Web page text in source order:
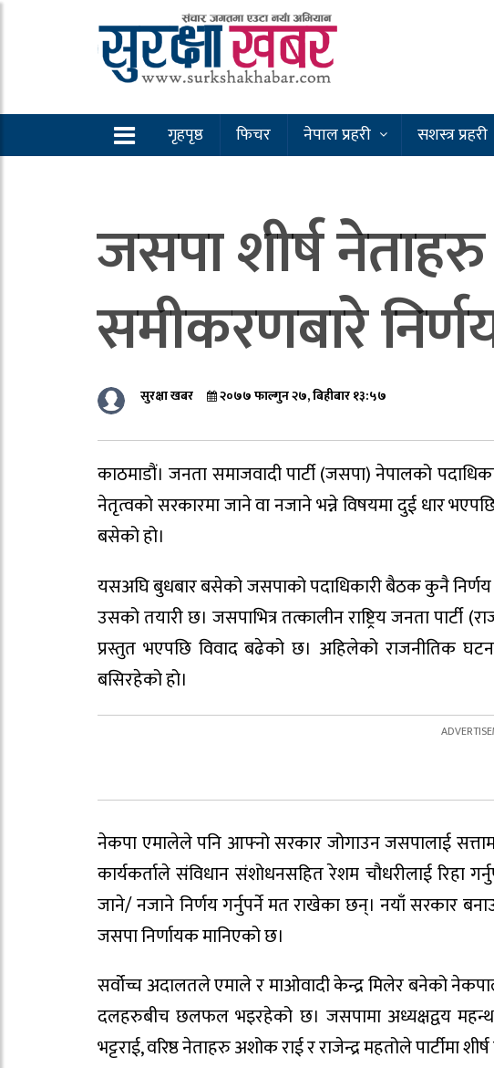
गृहपृष्ठ फिचर नेपाल प्रहरी सशस्त्र प्रहरी
जसपा शीर्ष नेताहरु
समीकरणबारे
सुरक्षा खबर २०७७ फाल्गुन २७, बिहीबार १३:५७
काठमाडौं। जनता समाजवादी पार्टी (जसपा) नेपालको
नेतृत्वको सरकारमा जाने वा नजाने भन्ने विषयमा दुई धार
बसेको हो।
यसअघि बुधबार बसेको जसपाको पदाधिकारी बैठक कुनै
उसको तयारी छ। जसपाभित्र तत्कालीन राष्ट्रिय जनता पार्टी
प्रस्तुत भएपछि विवाद बढेको छ। अहिलेको राजनीतिक
बसिरहेको हो।
नेकपा एमालेले पनि आफ्नो सरकार जोगाउन जसपालाई
कार्यकर्ताले संविधान संशोधनसहित रेशम चौधरीलाई रिहा
जाने/ नजाने निर्णय गर्नुपर्ने मत राखेका छन्। नयाँ सरकार
जसपा निर्णायक मानिएको छ।
सर्वोच्च अदालतले एमाले र माओवादी केन्द्र मिलेर बनेको
दलहरुबीच छलफल भइरहेको छ। जसपामा अध्यक्षद्वय महन्थ
भट्टराई, वरिष्ठ नेताहरु अशोक राई र राजेन्द्र महतोले पार्टीमा